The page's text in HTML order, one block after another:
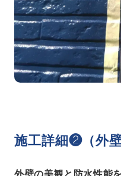
施工詳細❷（外壁